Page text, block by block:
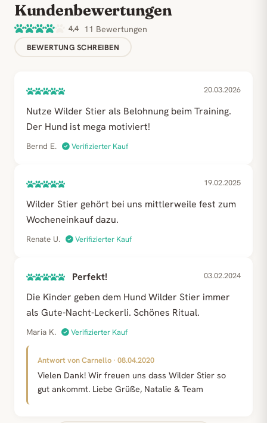
Kundenbewertungen
4,4 11 Bewertungen
BEWERTUNG SCHREIBEN
20.03.2026
Nutze Wilder Stier als Belohnung beim Training.
Der Hund ist mega motiviert!
Bernd E. Verifizierter Kauf
19.02.2025
Wilder Stier gehört bei uns mittlerweile fest zum
Wocheneinkauf dazu.
Renate U. Verifizierter Kauf
Perfekt! 03.02.2024
Die Kinder geben dem Hund Wilder Stier immer
als Gute-Nacht-Leckerli. Schönes Ritual.
Maria K. Verifizierter Kauf
Antwort von Carnello · 08.04.2020
Vielen Dank! Wir freuen uns dass Wilder Stier so
gut ankommt. Liebe Grüße, Natalie & Team